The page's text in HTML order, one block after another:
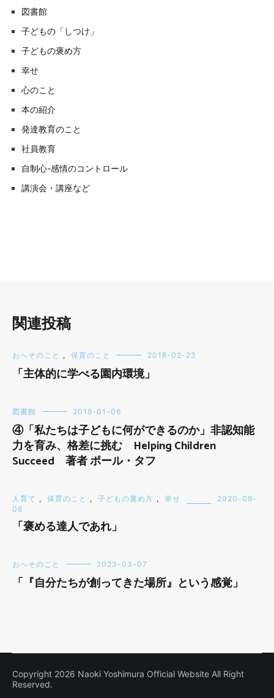
図書館
子どもの「しつけ」
子どもの褒め方
幸せ
心のこと
本の紹介
発達教育のこと
社員教育
自制心-感情のコントロール
講演会・講座など
関連投稿
おへそのこと , 保育のこと 2018-02-23
「主体的に学べる園内環境」
図書館 2019-01-06
④「私たちは子どもに何ができるのか」非認知能
力を育み、格差に挑む Helping Children
Succeed 著者 ポール・タフ
人育て , 保育のこと , 子どもの褒め方 , 幸せ
2020-09-
08
「褒める達人であれ」
おへそのこと 2023-03-07
「『自分たちが創ってきた場所』という感覚」
Copyright 2026 Naoki Yoshimura Official Website All Right
Reserved.